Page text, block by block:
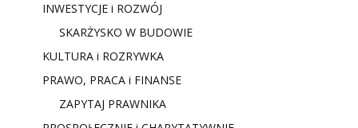
INWESTYCJE i ROZWÓJ
SKARŻYSKO W BUDOWIE
KULTURA i ROZRYWKA
PRAWO, PRACA i FINANSE
ZAPYTAJ PRAWNIKA